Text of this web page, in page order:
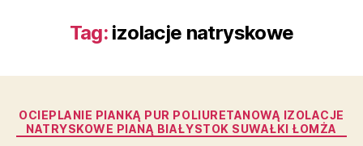
Tag: izolacje natryskowe
Kategorie
OCIEPLANIE PIANKĄ PUR POLIURETANOWĄ IZOLACJE
NATRYSKOWE PIANĄ BIAŁYSTOK SUWAŁKI ŁOMŻA